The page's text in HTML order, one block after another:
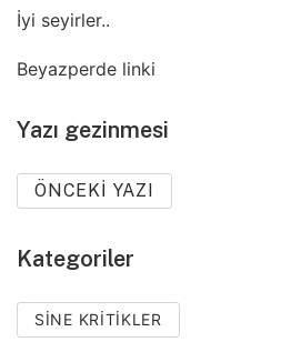
İyi seyirler..
Beyazperde linki
Yazı gezinmesi
ÖNCEKI YAZI
Kategoriler
SINE KRITIKLER